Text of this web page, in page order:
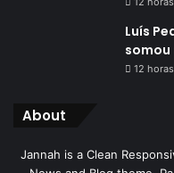
Luís
12
About
Jannah is a Clean